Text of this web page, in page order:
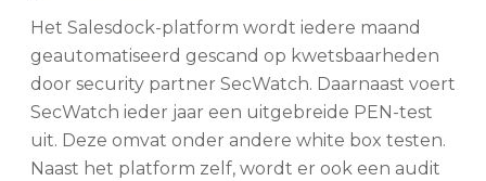
Het Salesdock-platform wordt iedere maand
geautomatiseerd gescand op kwetsbaarheden
door security partner SecWatch. Daarnaast voert
SecWatch ieder jaar een uitgebreide PEN-test
uit. Deze omvat onder andere white box testen.
Naast het platform zelf, wordt er ook een audit